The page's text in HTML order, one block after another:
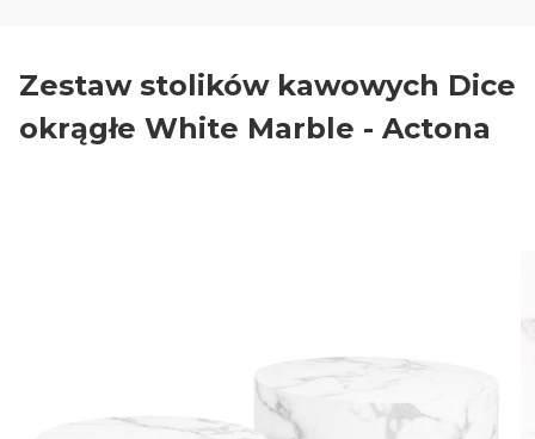
Zestaw stolików kawowych Dice
okrągłe White Marble - Actona